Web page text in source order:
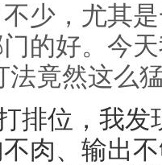
少，尤其
的好。今
法竟然这么
排位，我
肉、输出